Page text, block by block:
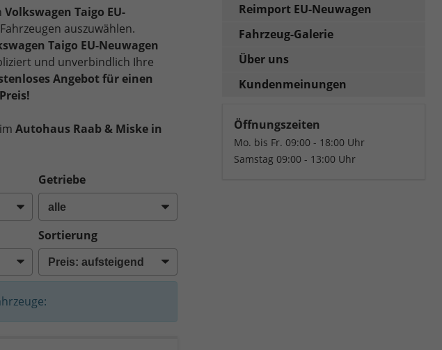
Volkswagen Taigo EU-
auszuwählen.
Taigo EU-Neuwagen
und unverbindlich Ihre
Angebot für einen
Autohaus Raab & Miske in
Getriebe
Sortierung
Reimport EU-Neuwagen
Fahrzeug-Galerie
Über uns
Kundenmeinungen
Öffnungszeiten
Mo. bis Fr. 09:00 - 18:00 Uhr
Samstag 09:00 - 13:00 Uhr